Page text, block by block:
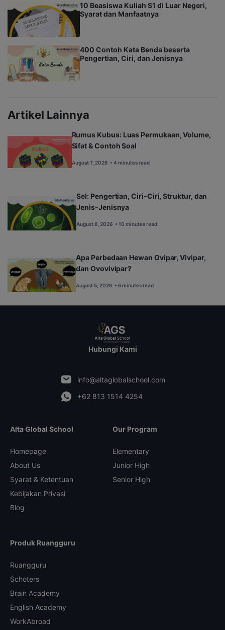
10 Beasiswa Kuliah S1 di Luar Negeri,
Syarat dan Manfaatnya
400 Contoh Kata Benda beserta
Pengertian, Ciri, dan Jenisnya
Artikel Lainnya
Rumus Kubus: Luas Permukaan, Volume,
Sifat & Contoh Soal
August 7, 2026 • 4 minutes read
Sel: Pengertian, Ciri-Ciri, Struktur, dan
Jenis-Jenisnya
August 6, 2026 • 10 minutes read
Apa Perbedaan Hewan Ovipar, Vivipar,
dan Ovovivipar?
August 5, 2026 • 6 minutes read
Hubungi Kami
info@altaglobalschool.com
+62 813 1514 4254
Alta Global School
Homepage
About Us
Syarat & Ketentuan
Kebijakan Privasi
Blog
Our Program
Elementary
Junior High
Senior High
Produk Ruangguru
Ruangguru
Schoters
Brain Academy
English Academy
WorkAbroad